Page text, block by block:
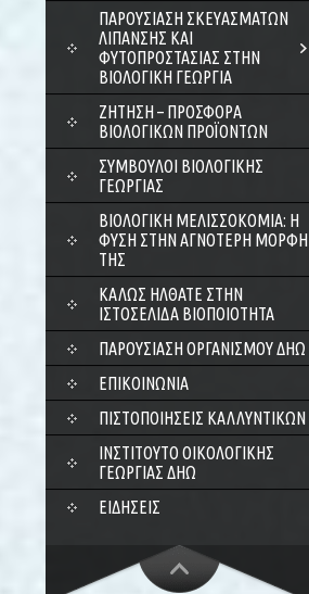
ΠΑΡΟΥΣΊΑΣΗ ΣΚΕΥΑΣΜΆΤΩΝ
ΛΊΠΑΝΣΗΣ ΚΑΙ
ΦΥΤΟΠΡΟΣΤΑΣΊΑΣ ΣΤΗΝ
ΒΙΟΛΟΓΙΚΉ ΓΕΩΡΓΊΑ
ΖΗΤΗΣΗ – ΠΡΟΣΦΟΡΑ
ΒΙΟΛΟΓΙΚΩΝ ΠΡΟΪΟΝΤΩΝ
ΣΎΜΒΟΥΛΟΙ ΒΙΟΛΟΓΙΚΉΣ
ΓΕΩΡΓΊΑΣ
ΒΙΟΛΟΓΙΚΉ ΜΕΛΙΣΣΟΚΟΜΊΑ: Η
ΦΎΣΗ ΣΤΗΝ ΑΓΝΌΤΕΡΗ ΜΟΡΦΉ
ΤΗΣ
ΚΑΛΏΣ ΉΛΘΑΤΕ ΣΤΗΝ
ΙΣΤΟΣΕΛΊΔΑ ΒΙΟΠΟΙΌΤΗΤΑ
ΠΑΡΟΥΣΊΑΣΗ ΟΡΓΑΝΙΣΜΟΎ ΔΗΩ
ΕΠΙΚΟΙΝΩΝΊΑ
ΠΙΣΤΟΠΟΙΉΣΕΙΣ ΚΑΛΛΥΝΤΙΚΏΝ
ΙΝΣΤΙΤΟΎΤΟ ΟΙΚΟΛΟΓΙΚΉΣ
ΓΕΩΡΓΊΑΣ ΔΗΩ
ΕΙΔΉΣΕΙΣ